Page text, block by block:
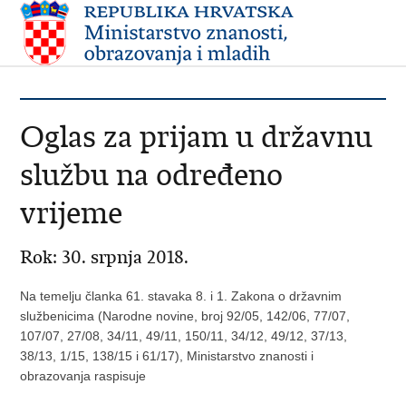
Oglas za prijam u državnu
službu na određeno
vrijeme
Rok: 30. srpnja 2018.
Na temelju članka 61. stavaka 8. i 1. Zakona o državnim
službenicima (Narodne novine, broj 92/05, 142/06, 77/07,
107/07, 27/08, 34/11, 49/11, 150/11, 34/12, 49/12, 37/13,
38/13, 1/15, 138/15 i 61/17), Ministarstvo znanosti i
obrazovanja raspisuje